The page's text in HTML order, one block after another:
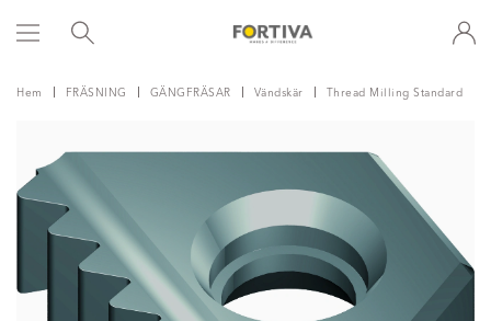
Hem FRÄSNING GÄNGFRÄSAR Vändskär Thread Milling Standard